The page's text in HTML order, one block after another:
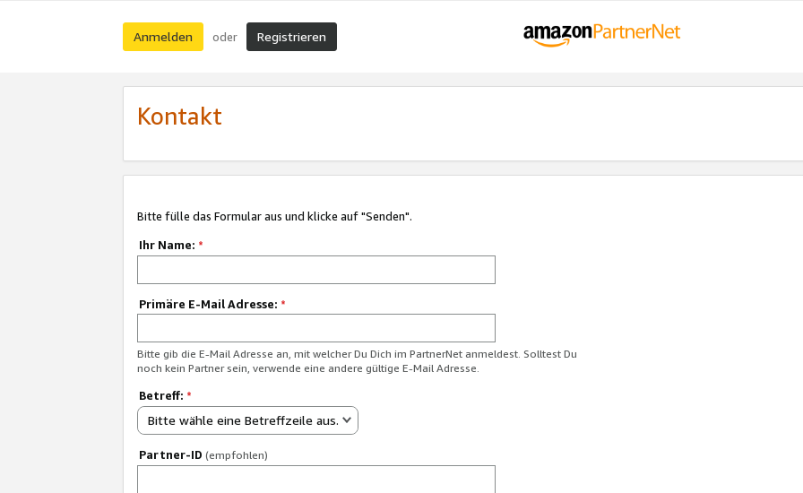
Anmelden oder Registrieren
Kontakt
Bitte fülle das Formular aus und klicke auf "Senden".
Ihr Name: *
Primäre E-Mail Adresse: *
Bitte gib die E-Mail Adresse an, mit welcher Du Dich im PartnerNet anmeldest. Solltest Du
noch kein Partner sein, verwende eine andere gültige E-Mail Adresse.
Betreff: *
Bitte wähle eine Betreffzeile aus.
Partner-ID (empfohlen)